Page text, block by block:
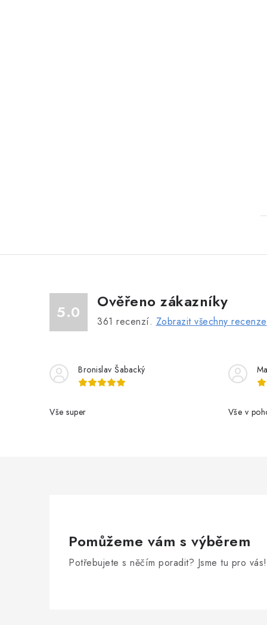
5.0
Ověřeno zákazníky
361 recenzí. Zobrazit všechny recenze
Bronislav Šabacký
Vše super Vše v
Pomůžeme vám s výběrem
Potřebujete s něčím poradit? Jsme tu pro vás!